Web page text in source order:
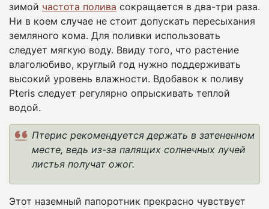
зимой частота полива сокращается в два-три раза.
Ни в коем случае не стоит допускать пересыхания
земляного кома. Для поливки использовать
следует мягкую воду. Ввиду того, что растение
влаголюбиво, круглый год нужно поддерживать
высокий уровень влажности. Вдобавок к поливу
Pteris следует регулярно опрыскивать теплой
водой.
Птерис рекомендуется держать в затененном
месте, ведь из-за палящих солнечных лучей
листья получат ожог.
Этот наземный папоротник прекрасно чувствует